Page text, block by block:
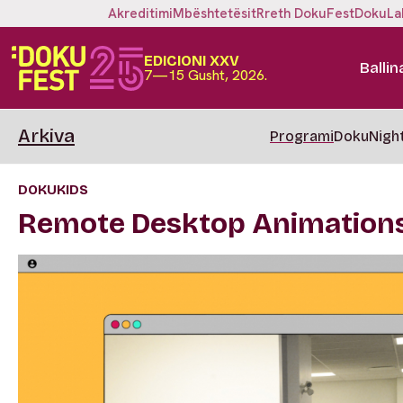
AkreditimiMbështetësitRreth DokuFest
EDICIONI XXV
7—15 Gusht, 2026.
Arkiva Programi
DOKUKIDS
Remote Desktop